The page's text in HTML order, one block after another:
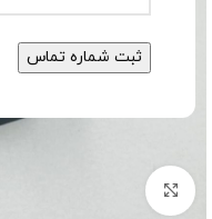
برای بزرگنمایی کلیک کنید